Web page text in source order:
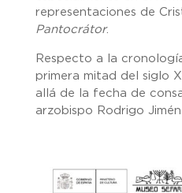
representaciones de
Pantocrátor.
Respecto a la
primera mitad del siglo
allá de la fecha de
arzobispo Rodrigo